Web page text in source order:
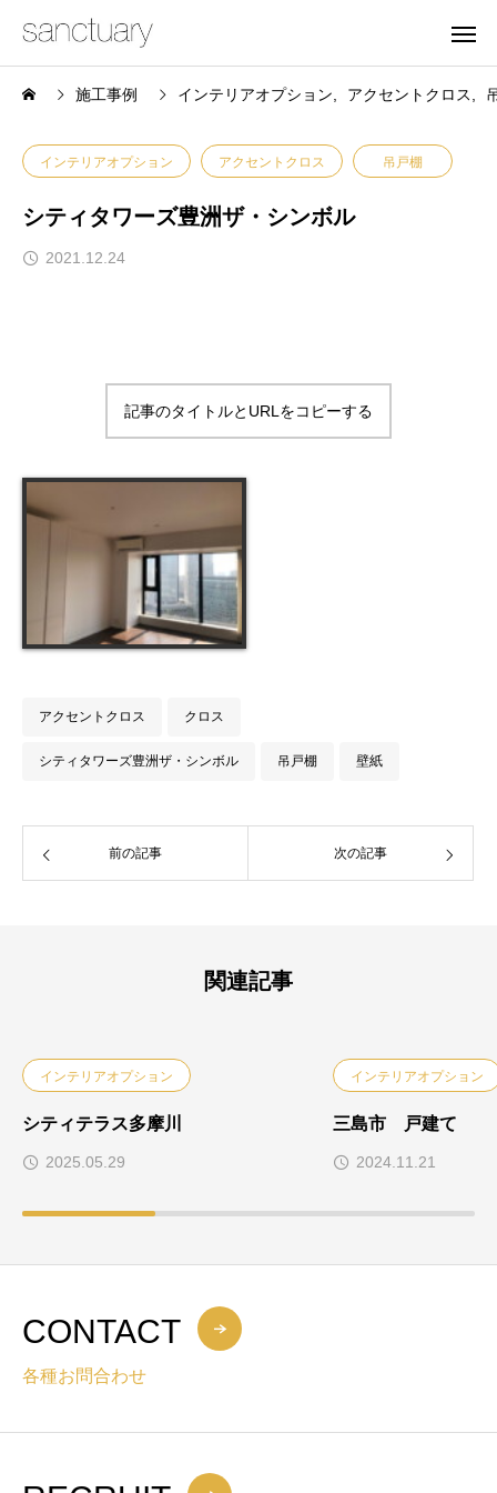
施工事例 インテリアオプション アクセントクロス
インテリアオプション アクセントクロス 吊戸棚
シティタワーズ豊洲ザ・シンボル
2021.12.24
記事のタイトルとURLをコピーする
アクセントクロス クロス
シティタワーズ豊洲ザ・シンボル 吊戸棚 壁紙
前の記事 次の記事
関連記事
インテリアオプション
シティテラス多摩川
2025.05.29
インテリアオプション
三島市 戸建て
2024.11.21
CONTACT
各種お問合わせ